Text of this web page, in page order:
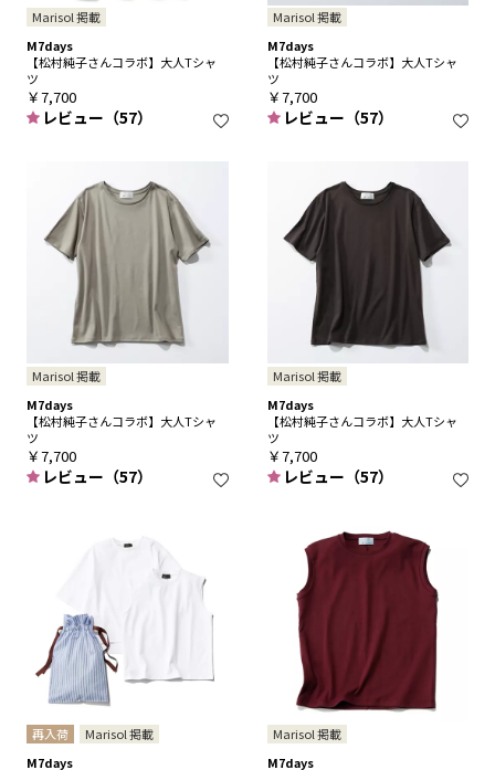
Marisol 掲載
M7days
【松村純子さんコラボ】大人Tシャ
ツ
￥7,700
レビュー（57）
Marisol 掲載
M7days
【松村純子さんコラボ】大人Tシャ
ツ
￥7,700
レビュー（57）
Marisol 掲載
M7days
【松村純子さんコラボ】大人Tシャ
ツ
￥7,700
レビュー（57）
Marisol 掲載
M7days
【松村純子さんコラボ】大人Tシャ
ツ
￥7,700
レビュー（57）
再入荷
Marisol 掲載
M7days
Marisol 掲載
M7days